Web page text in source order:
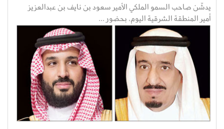
يدشّن صاحب السمو الملكي الأمير سعود بن نايف بن عبدالعزيز
أمير المنطقة الشرقية اليوم، بحضور ...